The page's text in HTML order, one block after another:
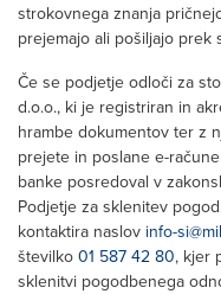
strokovnega znanja
prejemajo ali pošiljajo prek
Če se podjetje odloči za
d.o.o., ki je registriran in
hrambe dokumentov ter z
prejete in poslane e-
banke posredoval v
Podjetje za sklenitev
kontaktira naslov info-
številko 01 587 42 80, kjer
sklenitvi pogodbenega